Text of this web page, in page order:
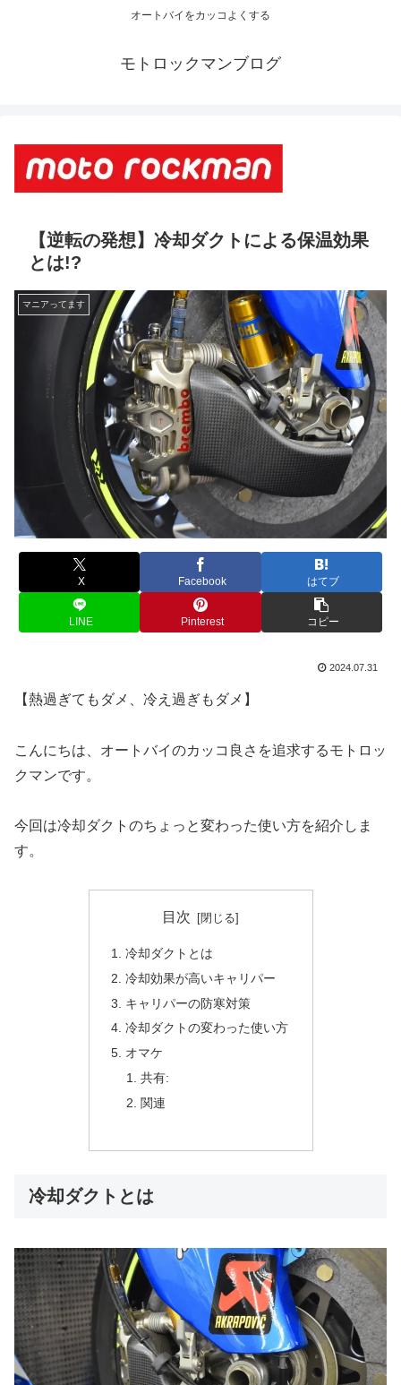
オートバイをカッコよくする
モトロックマンブログ
【逆転の発想】冷却ダクトによる保温効果
とは!?
マニアってます
X Facebook はてブ
LINE Pinterest コピー
2024.07.31
【熱過ぎてもダメ、冷え過ぎもダメ】
こんにちは、オートバイのカッコ良さを追求するモトロッ
クマンです。
今回は冷却ダクトのちょっと変わった使い方を紹介しま
す。
目次
冷却ダクトとは
冷却効果が高いキャリパー
キャリパーの防寒対策
冷却ダクトの変わった使い方
オマケ
共有:
関連
冷却ダクトとは